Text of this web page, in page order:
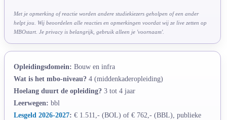
Met je opmerking of reactie worden andere studiekiezers geholpen of een ander
helpt jou. Wij beoordelen alle reacties en opmerkingen voordat wij ze live zetten op
MBOstart. Je privacy is belangrijk, gebruik alleen je 'voornaam'.
Opleidingsdomein: Bouw en infra
Wat is het mbo-niveau? 4 (middenkaderopleiding)
Hoelang duurt de opleiding? 3 tot 4 jaar
Leerwegen: bbl
Lesgeld 2026-2027: € 1.511,- (BOL) of € 762,- (BBL), publieke